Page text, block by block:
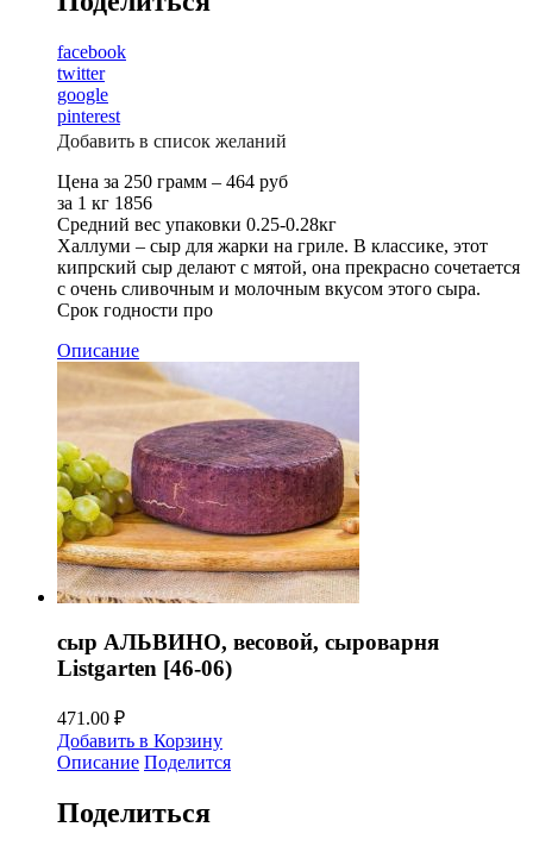
facebook
twitter
google
pinterest
Добавить в список желаний
Цена за 250 грамм – 464 руб
за 1 кг 1856
Средний вес упаковки 0.25-0.28кг
Халлуми – сыр для жарки на гриле. В классике, этот
кипрский сыр делают с мятой, она прекрасно сочетается
с очень сливочным и молочным вкусом этого сыра.
Срок годности про
Описание
сыр АЛЬВИНО, весовой, сыроварня
Listgarten [46-06)
471.00 ₽
Добавить в Корзину
Описание Поделится
Поделиться